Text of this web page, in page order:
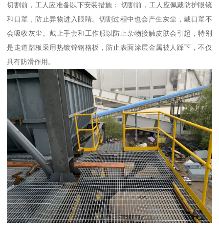
切割前，工人应准备以下安装措施： 切割前，工人应佩戴防护眼镜
和口罩，防止异物进入眼睛。切割过程中也会产生灰尘，戴口罩不
会吸收灰尘。戴上手套和工作服以防止杂物接触皮肤会引起，特别
是走道踏板采用热镀锌钢格板，防止表面涂层金属被人踩下，不仅
具有防滑作用。